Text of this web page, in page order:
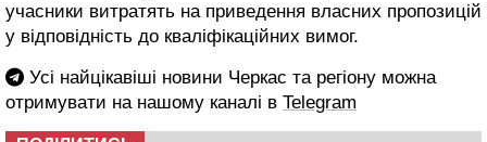
учасники витратять на приведення власних пропозицій
у відповідність до кваліфікаційних вимог.
Усі найцікавіші новини Черкас та регіону можна
отримувати на нашому каналі в Telegram